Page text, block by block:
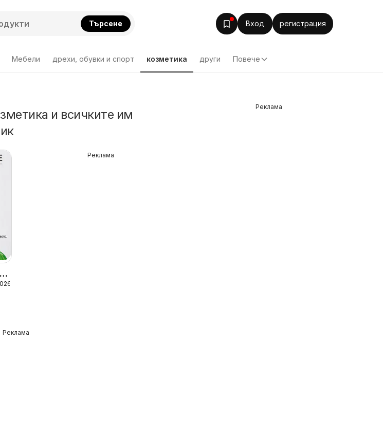
Търсене Вход регистрация
Мебели дрехи, обувки и спорт козметика други Повече
и всичките им
Реклама
Реклама
Реклама